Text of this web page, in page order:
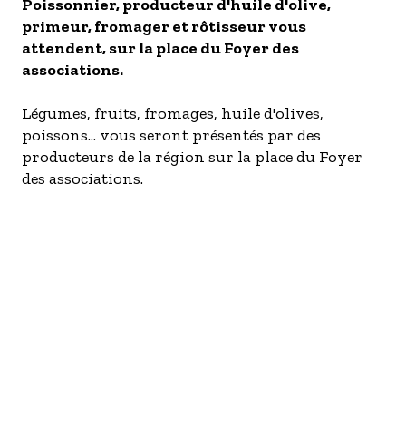
Poissonnier, producteur d'huile d'olive,
primeur, fromager et rôtisseur vous
attendent, sur la place du Foyer des
associations.
Légumes, fruits, fromages, huile d'olives,
poissons... vous seront présentés par des
producteurs de la région sur la place du Foyer
des associations.